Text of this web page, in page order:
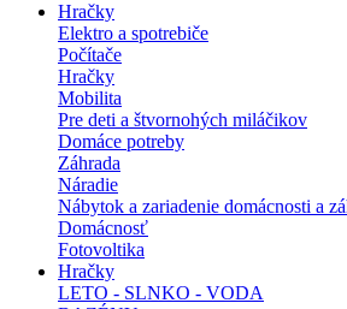
Hračky
Elektro a spotrebiče
Počítače
Hračky
Mobilita
Pre deti a štvornohých miláčikov
Domáce potreby
Záhrada
Náradie
Nábytok a zariadenie domácnosti a
Domácnosť
Fotovoltika
Hračky
LETO - SLNKO - VODA